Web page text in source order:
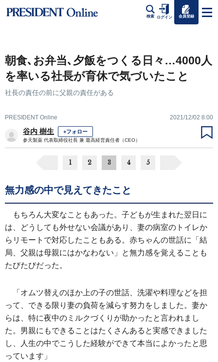
検索 ログイン 会員登録
朝食､お弁当､夕飯をつくる日々…4000人
を率いる社長が育休で気づいたこと
社長の責任の前に父親の責任がある
PRESIDENT Online 2021/12/02 8:00
谷内 樹生 +フォロー
参天製薬 代表取締役社長 兼 最高経営責任者（CEO）
1 2 3 4 5
無力感の中で見えてきたこと
もちろん大変なこともあった。子どもが生まれた翌日に
は、どうしても外せない会議があり、妻の病室のトイレか
らリモートで対応したこともある。赤ちゃんの世話に「結
局、父親は母親にはかなわない」と無力感を覚えることも
たびたびだった。
「オムツ替えのほか上の子の世話、洗濯や料理などを担
って、できる限り妻の負荷を減らす努力をしました。妻か
らは、特に夜中のミルクづくりが助かったと言われまし
た。男親にもできることはたくさんあると実感できました
し、人生の中でこうした経験ができて本当によかったと思
っています」